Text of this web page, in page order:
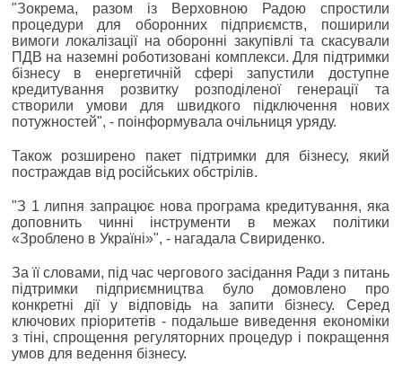
"Зокрема, разом із Верховною Радою спростили
процедури для оборонних підприємств, поширили
вимоги локалізації на оборонні закупівлі та скасували
ПДВ на наземні роботизовані комплекси. Для підтримки
бізнесу в енергетичній сфері запустили доступне
кредитування розвитку розподіленої генерації та
створили умови для швидкого підключення нових
потужностей", - поінформувала очільниця уряду.
Також розширено пакет підтримки для бізнесу, який
постраждав від російських обстрілів.
"З 1 липня запрацює нова програма кредитування, яка
доповнить чинні інструменти в межах політики
«Зроблено в Україні»", - нагадала Свириденко.
За її словами, під час чергового засідання Ради з питань
підтримки підприємництва було домовлено про
конкретні дії у відповідь на запити бізнесу. Серед
ключових пріоритетів - подальше виведення економіки
з тіні, спрощення регуляторних процедур і покращення
умов для ведення бізнесу.